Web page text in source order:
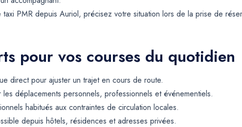
PMR depuis Auriol, précisez votre situation lors de la prise de
pour vos courses du quotidien
direct pour ajuster un trajet en cours de route.
déplacements personnels, professionnels et événementiels.
habitués aux contraintes de circulation locales.
depuis hôtels, résidences et adresses privées.